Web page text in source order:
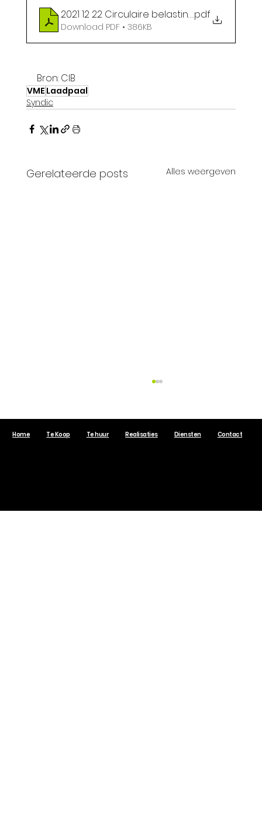
2021 12 22 Circulaire belastingvermindering
.pdf
Download PDF • 386KB
Bron: CIB
VME Laadpaal
Syndic
Gerelateerde posts Alles weergeven
Home Te Koop Te huur Realisaties Diensten Contact